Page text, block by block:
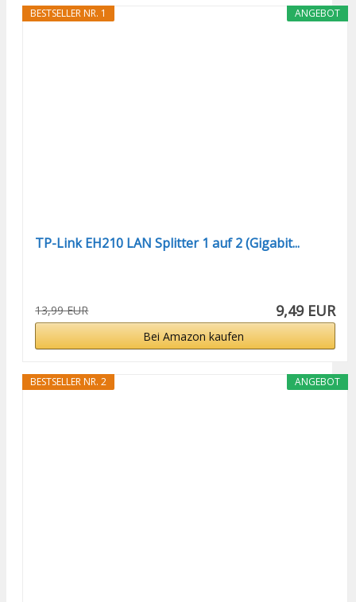
ANGEBOT
BESTSELLER NR. 1
TP-Link EH210 LAN Splitter 1 auf 2 (Gigabit...
13,99 EUR 9,49 EUR
Bei Amazon kaufen
ANGEBOT
BESTSELLER NR. 2